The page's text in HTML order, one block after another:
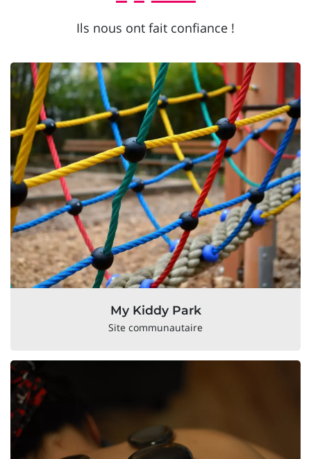
Ils nous ont fait confiance !
My Kiddy Park
Site communautaire